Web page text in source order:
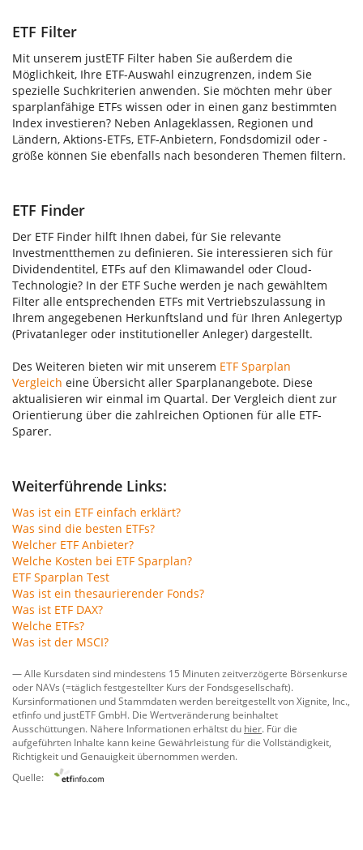
ETF Filter
Mit unserem justETF Filter haben Sie außerdem die
Möglichkeit, Ihre ETF-Auswahl einzugrenzen, indem Sie
spezielle Suchkriterien anwenden. Sie möchten mehr über
sparplanfähige ETFs wissen oder in einen ganz bestimmten
Index investieren? Neben Anlageklassen, Regionen und
Ländern, Aktions-ETFs, ETF-Anbietern, Fondsdomizil oder -
größe können Sie ebenfalls nach besonderen Themen filtern.
ETF Finder
Der ETF Finder hilft Ihnen dabei, für Sie relevante
Investmentthemen zu definieren. Sie interessieren sich für
Dividendentitel, ETFs auf den Klimawandel oder Cloud-
Technologie? In der ETF Suche werden je nach gewähltem
Filter alle entsprechenden ETFs mit Vertriebszulassung in
Ihrem angegebenen Herkunftsland und für Ihren Anlegertyp
(Privatanleger oder institutioneller Anleger) dargestellt.
Des Weiteren bieten wir mit unserem ETF Sparplan
Vergleich eine Übersicht aller Sparplanangebote. Diese
aktualisieren wir einmal im Quartal. Der Vergleich dient zur
Orientierung über die zahlreichen Optionen für alle ETF-
Sparer.
Weiterführende Links:
Was ist ein ETF einfach erklärt?
Was sind die besten ETFs?
Welcher ETF Anbieter?
Welche Kosten bei ETF Sparplan?
ETF Sparplan Test
Was ist ein thesaurierender Fonds?
Was ist ETF DAX?
Welche ETFs?
Was ist der MSCI?
— Alle Kursdaten sind mindestens 15 Minuten zeitverzögerte Börsenkurse
oder NAVs (=täglich festgestellter Kurs der Fondsgesellschaft).
Kursinformationen und Stammdaten werden bereitgestellt vonXignite, Inc.
etfinfo und justETF GmbH. Die Wertveränderung beinhaltet
Ausschüttungen. Nähere Informationen erhältst du hier. Für die
aufgeführten Inhalte kann keine Gewährleistung für die Vollständigkeit,
Richtigkeit und Genauigkeit übernommen werden.
Quelle: